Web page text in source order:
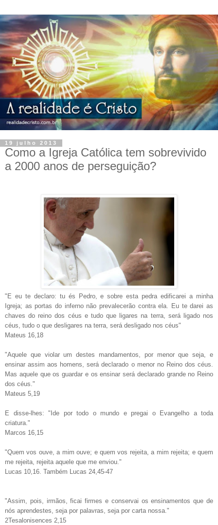
19 julho 2013
Como a Igreja Católica tem sobrevivido
a 2000 anos de perseguição?
"E eu te declaro: tu és Pedro, e sobre esta pedra edificarei a minha
Igreja; as portas do inferno não prevalecerão contra ela. Eu te darei as
chaves do reino dos céus e tudo que ligares na terra, será ligado nos
céus, tudo o que desligares na terra, será desligado nos céus"
Mateus 16,18
"Aquele que violar um destes mandamentos, por menor que seja, e
ensinar assim aos homens, será declarado o menor no Reino dos céus.
Mas aquele que os guardar e os ensinar será declarado grande no Reino
dos céus."
Mateus 5,19
E disse-lhes: "Ide por todo o mundo e pregai o Evangelho a toda
criatura."
Marcos 16,15
"Quem vos ouve, a mim ouve; e quem vos rejeita, a mim rejeita; e quem
me rejeita, rejeita aquele que me enviou."
Lucas 10,16. Também Lucas 24,45-47
"Assim, pois, irmãos, ficai firmes e conservai os ensinamentos que de
nós aprendestes, seja por palavras, seja por carta nossa."
2Tesalonisences 2,15